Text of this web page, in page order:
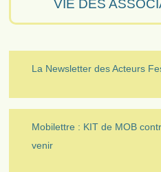
VIE DES
La Newsletter des Acteurs
Mobilettre : KIT de MOB
venir